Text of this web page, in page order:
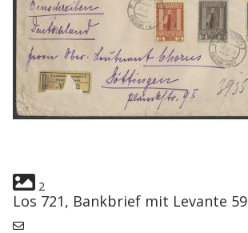
2
Los 721, Bankbrief mit Levante 59